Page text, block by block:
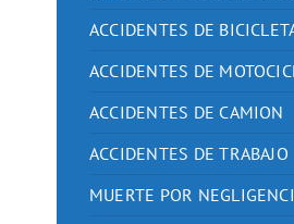
ACCIDENTES DE
ACCIDENTES DE
ACCIDENTES DE CAMION
ACCIDENTES DE TRABAJO
MUERTE POR